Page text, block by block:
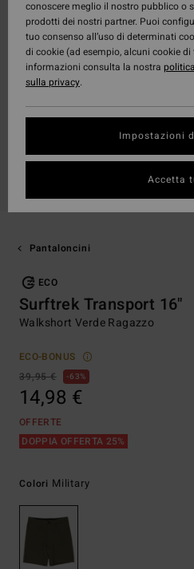
Pantaloncini
ECO
Surftrek Transport 16"
Walkshort Verde Ragazzo
ECO-BONUS
39,95 €
63%
14,98 €
OFFERTE
DOPPIA OFFERTA 25%
Colori Military
conoscere meglio il nostro pubblico o
prodotti dei nostri partner. Puoi
tuo consenso all’uso di determinati
di cookie (ad esempio, alcuni cookie
informazioni consulta la nostra
sulla privacy.
Impostazioni
Accetta